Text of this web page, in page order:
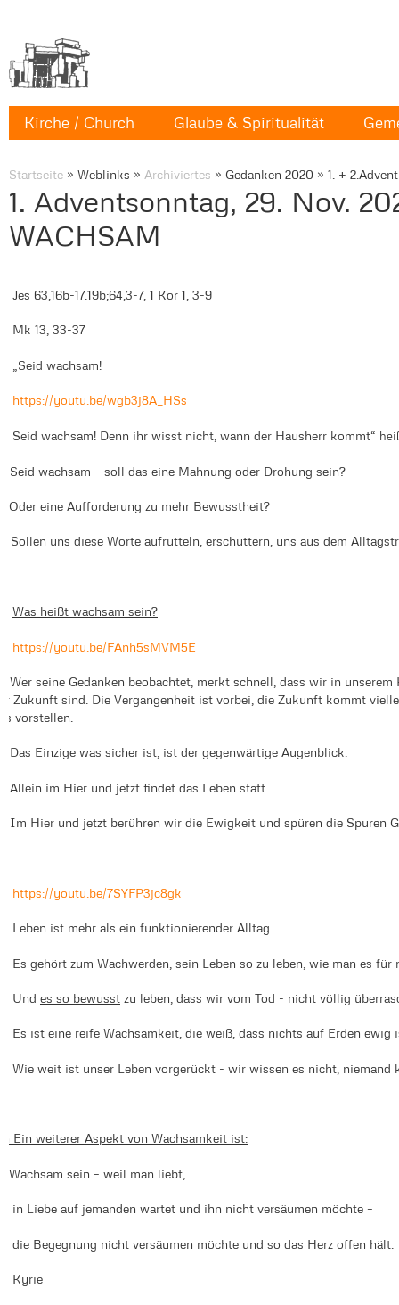
Kirche / Church Glaube & Spiritualität
Startseite » Weblinks » Archiviertes » Gedanken 2020 » 1. + 2.Advent
1. Adventsonntag, 29. Nov.
WACHSAM
Jes 63,16b-17.19b;64,3-7, 1 Kor 1, 3-9
Mk 13, 33-37
„Seid wachsam!
https://youtu.be/wgb3j8A_HSs
Seid wachsam! Denn ihr wisst nicht, wann der Hausherr kommt“
wachsam – soll das eine Mahnung oder Drohung sein?
eine Aufforderung zu mehr Bewusstheit?
uns diese Worte aufrütteln, erschüttern, uns aus dem
Was heißt wachsam sein?
https://youtu.be/FAnh5sMVM5E
seine Gedanken beobachtet, merkt schnell, dass wir in unserem
Zukunft sind. Die Vergangenheit ist vorbei, die Zukunft kommt
vorstellen.
Einzige was sicher ist, ist der gegenwärtige Augenblick.
im Hier und jetzt findet das Leben statt.
Hier und jetzt berühren wir die Ewigkeit und spüren die Spuren
https://youtu.be/7SYFP3jc8gk
Leben ist mehr als ein funktionierender Alltag.
Es gehört zum Wachwerden, sein Leben so zu leben, wie man es
Und es so bewusst zu leben, dass wir vom Tod - nicht völlig
Es ist eine reife Wachsamkeit, die weiß, dass nichts auf Erden ewig
Wie weit ist unser Leben vorgerückt - wir wissen es nicht, niemand
Ein weiterer Aspekt von Wachsamkeit ist:
sein – weil man liebt,
in Liebe auf jemanden wartet und ihn nicht versäumen möchte –
die Begegnung nicht versäumen möchte und so das Herz offen hält.
Kyrie